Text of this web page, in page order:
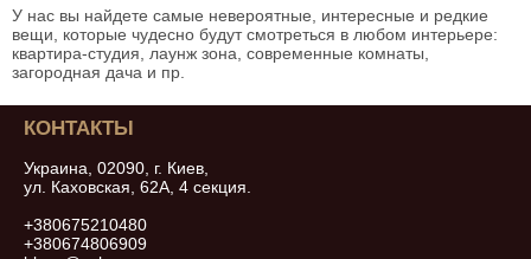
У нас вы найдете самые невероятные, интересные и редкие
вещи, которые чудесно будут смотреться в любом интерьере:
квартира-студия, лаунж зона, современные комнаты,
загородная дача и пр.
КОНТАКТЫ
Украина, 02090, г. Киев,
ул. Каховская, 62А, 4 секция.
+380675210480
+380674806909